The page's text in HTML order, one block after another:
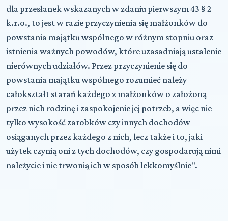
dla przesłanek wskazanych w zdaniu pierwszym 43 § 2
k.r.o., to jest w razie przyczynienia się małżonków do
powstania majątku wspólnego w różnym stopniu oraz
istnienia ważnych powodów, które uzasadniają ustalenie
nierównych udziałów. Przez przyczynienie się do
powstania majątku wspólnego rozumieć należy
całokształt starań każdego z małżonków o założoną
przez nich rodzinę i zaspokojenie jej potrzeb, a więc nie
tylko wysokość zarobków czy innych dochodów
osiąganych przez każdego z nich, lecz także i to, jaki
użytek czynią oni z tych dochodów, czy gospodarują nimi
należycie i nie trwonią ich w sposób lekkomyślnie".